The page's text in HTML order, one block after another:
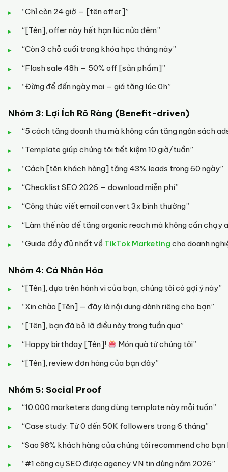
“Chỉ còn 24 giờ — [tên offer]”
“[Tên], offer này hết hạn lúc nửa đêm”
“Còn 3 chỗ cuối trong khóa học tháng này”
“Flash sale 48h — 50% off [sản phẩm]”
“Đừng để đến ngày mai — giá tăng lúc 0h”
Nhóm 3: Lợi Ích Rõ Ràng (Benefit-driven)
“5 cách tăng doanh thu mà không cần tăng ngân sách
“Template giúp chúng tôi tiết kiệm 10 giờ/tuần”
“Cách [tên khách hàng] tăng 43% leads trong 60 ngày”
“Checklist SEO 2026 — download miễn phí”
“Công thức viết email convert 3x bình thường”
“Làm thế nào để tăng organic reach mà không cần chạy
“Guide đầy đủ nhất về TikTok Marketing cho doanh
Nhóm 4: Cá Nhân Hóa
“[Tên], dựa trên hành vi của bạn, chúng tôi có gợi ý này”
“Xin chào [Tên] — đây là nội dung dành riêng cho bạn”
“[Tên], bạn đã bỏ lỡ điều này trong tuần qua”
“Happy birthday [Tên]!
Món quà từ chúng tôi”
“[Tên], review đơn hàng của bạn đây”
Nhóm 5: Social Proof
“10.000 marketers đang dùng template này mỗi tuần”
“Case study: Từ 0 đến 50K followers trong 6 tháng”
“Sao 98% khách hàng của chúng tôi recommend cho bạn
“#1 công cụ SEO được agency VN tin dùng năm 2026”